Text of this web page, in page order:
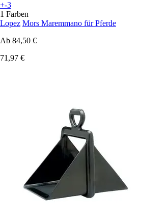
+-3
1 Farben
Lopez Mors Maremmano für Pferde
Ab 84,50 €
71,97 €